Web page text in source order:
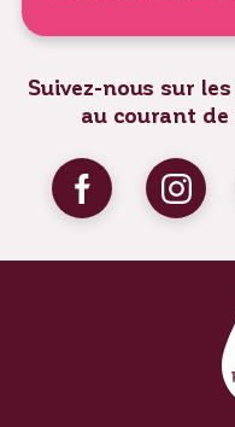
Suivez-nous sur
au courant